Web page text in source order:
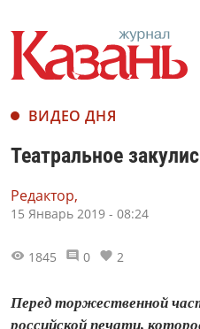
ВИДЕО ДНЯ
Театральное
Редактор,
15 Январь 2019 - 08:24
1845 0 2
Перед торжественной
российской печати,